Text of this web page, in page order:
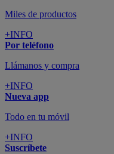
Miles de productos
+INFO
Por teléfono
Llámanos y compra
+INFO
Nueva app
Todo en tu móvil
+INFO
Suscríbete